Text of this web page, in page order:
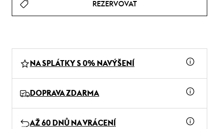
REZERVOVAT
NA SPLÁTKY S 0% NAVÝŠENÍ
DOPRAVA ZDARMA
AŽ 60 DNŮ NA VRÁCENÍ